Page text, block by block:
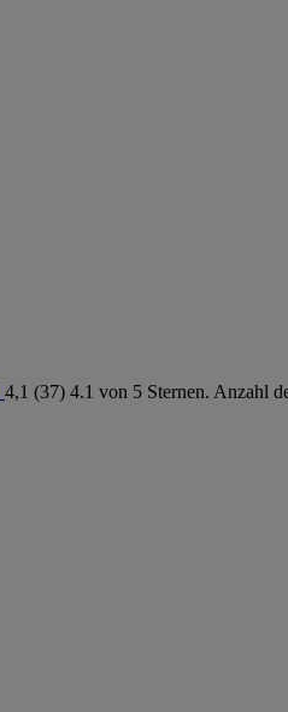
4,1 (37) 4.1 von 5 Sternen. Anzahl